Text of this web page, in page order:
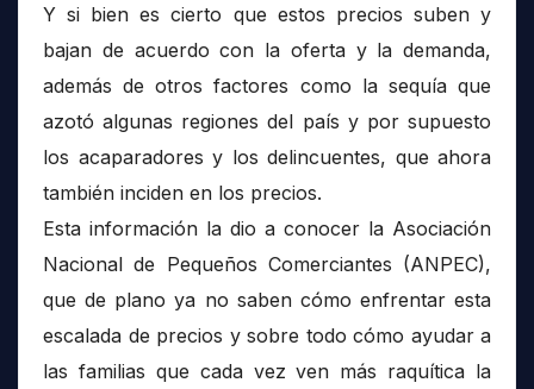
Y si bien es cierto que estos precios suben y
bajan de acuerdo con la oferta y la demanda,
además de otros factores como la sequía que
azotó algunas regiones del país y por supuesto
los acaparadores y los delincuentes, que ahora
también inciden en los precios.
Esta información la dio a conocer la Asociación
Nacional de Pequeños Comerciantes (ANPEC),
que de plano ya no saben cómo enfrentar esta
escalada de precios y sobre todo cómo ayudar a
las familias que cada vez ven más raquítica la